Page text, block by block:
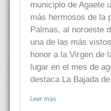
municipio de Agaete
más hermosos de la
Palmas, al noroeste
una de las más
honor a la Virgen de
lugar en el mes de
destaca La Bajada
Leer mas